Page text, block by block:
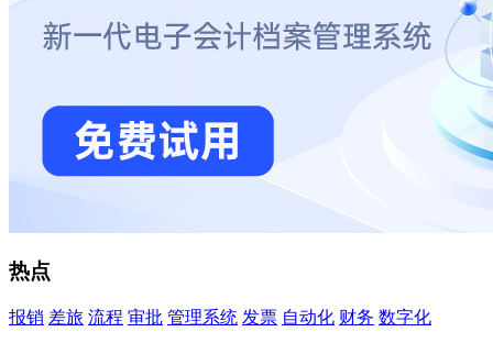
热点
报销 差旅 流程 审批 管理系统 发票 自动化 财务 数字化